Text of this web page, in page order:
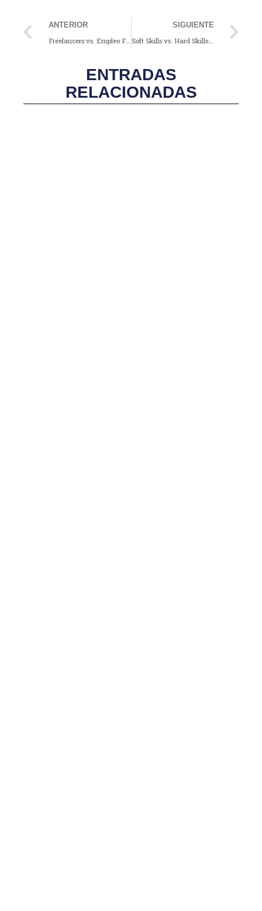
Prev
ANTERIOR
Freelancers vs. Empleo Fijo: ¿Qué modalidad de trabajo te conviene más?
SIGUIENTE
Soft Skills vs. Hard Skills: ¿Cuáles pesan más en el mercado laboral actual?
ENTRADAS
RELACIONADAS